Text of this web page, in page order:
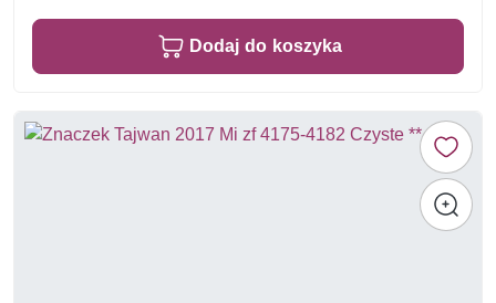
Dodaj do koszyka